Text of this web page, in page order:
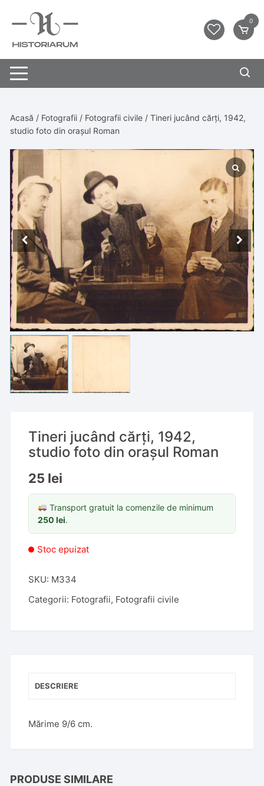
0
Acasă / Fotografii / Fotografii civile / Tineri jucând cărți, 1942,
studio foto din orașul Roman
Tineri jucând cărți, 1942,
studio foto din orașul Roman
25 lei
Transport gratuit la comenzile de minimum
250lei.
Stoc epuizat
SKU: M334
Categorii: Fotografii, Fotografii civile
DESCRIERE
Mărime 9/6 cm.
PRODUSE SIMILARE